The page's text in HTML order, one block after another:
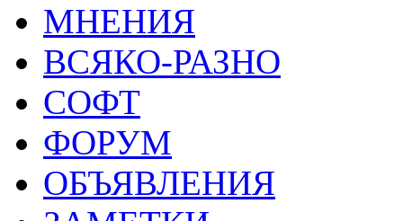
МНЕНИЯ
ВСЯКО-РАЗНО
СОФТ
ФОРУМ
ОБЪЯВЛЕНИЯ